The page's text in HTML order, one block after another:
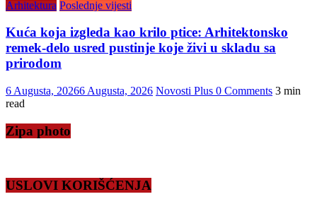
Arhitektura Poslednje vijesti
Kuća koja izgleda kao krilo ptice: Arhitektonsko
remek-delo usred pustinje koje živi u skladu sa
prirodom
6 Augusta, 20266 Augusta, 2026 Novosti Plus 0 Comments 3 min
read
Zipa photo
USLOVI KORIŠĆENJA